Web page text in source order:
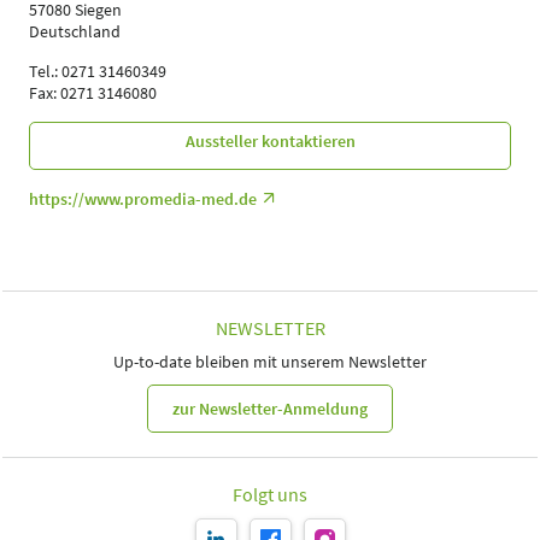
57080 Siegen
Deutschland
Tel.: 0271 31460349
Fax: 0271 3146080
Aussteller kontaktieren
https://www.promedia-med.de
NEWSLETTER
Up-to-date bleiben mit unserem Newsletter
zur Newsletter-Anmeldung
Folgt uns